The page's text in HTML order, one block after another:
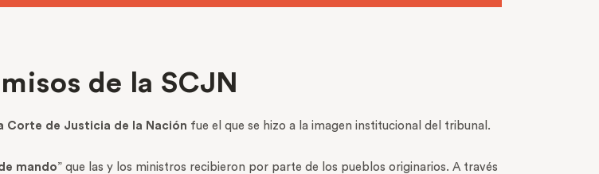
de la SCJN
Corte de Justicia de la Nación fue el que se hizo a la imagen institucional del tribunal.
mando” que las y los ministros recibieron por parte de los pueblos originarios. A través